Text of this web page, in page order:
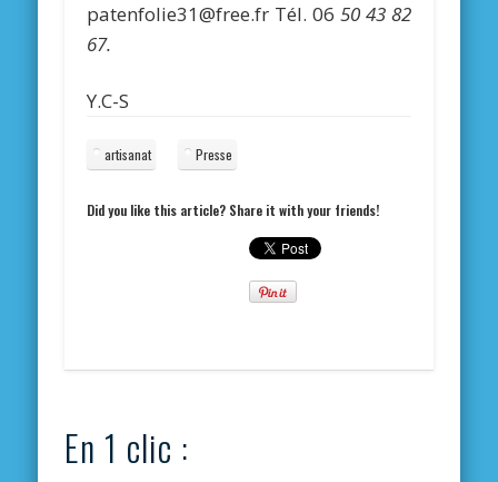
patenfolie31@free.fr Tél. 06 50 43 82
67.
Y.C-S
artisanat Presse
Did you like this article? Share it with your friends!
En 1 clic :